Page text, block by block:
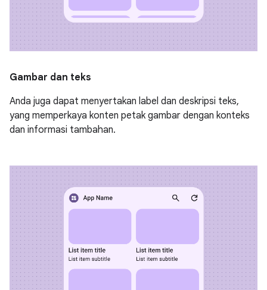
Gambar dan teks
Anda juga dapat menyertakan label dan deskripsi teks,
yang memperkaya konten petak gambar dengan konteks
dan informasi tambahan.